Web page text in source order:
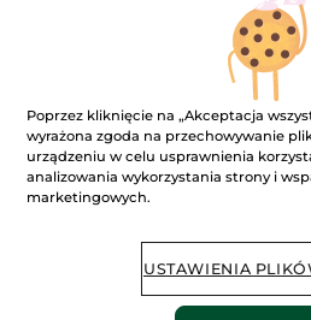
roślinne
pól
Poprzez kliknięcie na „Akceptacja
wyrażona zgoda na przechowywanie
urządzeniu w celu usprawnienia
analizowania wykorzystania strony i
marketingowych.
USTAWIENIA